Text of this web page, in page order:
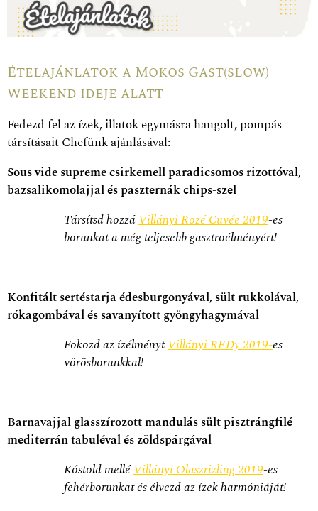
Ételajánlatok a Mokos Gast(slow)
Weekend ideje alatt
Fedezd fel az ízek, illatok egymásra hangolt, pompás
társításait Chefünk ajánlásával:
Sous vide supreme csirkemell paradicsomos rizottóval,
bazsalikomolajjal és paszternák chips-szel
Társítsd hozzáVillányi Rozé Cuvée 2019-es
borunkat a még teljesebb gasztroélményért!
Konfitált sertéstarja édesburgonyával, sült rukkolával,
rókagombával és savanyított gyöngyhagymával
Fokozd az ízélménytVillányi REDy 2019-es
vörösborunkkal!
Barnavajjal glasszírozott mandulás sült pisztrángfilé
mediterrán tabuléval és zöldspárgával
Kóstold melléVillányi Olaszrizling 2019-es
fehérborunkat és élvezd az ízek harmóniáját!